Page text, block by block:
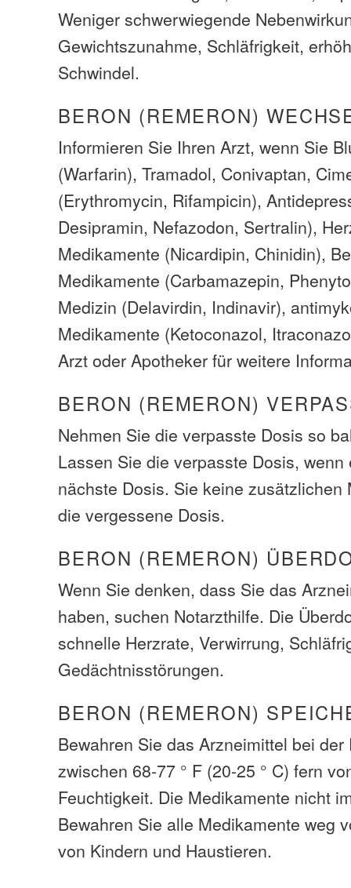
Weniger schwerwiegende
Gewichtszunahme, Schläfrigkeit,
Schwindel.
BERON (REMERON)
Informieren Sie Ihren Arzt, wenn Sie
(Warfarin), Tramadol, Conivaptan,
(Erythromycin, Rifampicin),
Desipramin, Nefazodon, Sertralin),
Medikamente (Nicardipin, Chinidin),
Medikamente (Carbamazepin,
Medizin (Delavirdin, Indinavir),
Medikamente (Ketoconazol,
Arzt oder Apotheker für weitere
BERON (REMERON)
Nehmen Sie die verpasste Dosis so
Lassen Sie die verpasste Dosis,
nächste Dosis. Sie keine zusätzlichen
die vergessene Dosis.
BERON (REMERON)
Wenn Sie denken, dass Sie das
haben, suchen Notarzthilfe. Die
schnelle Herzrate, Verwirrung,
Gedächtnisstörungen.
BERON (REMERON)
Bewahren Sie das Arzneimittel bei
zwischen 68-77 ° F (20-25 ° C) fern
Feuchtigkeit. Die Medikamente nicht
Bewahren Sie alle Medikamente weg
von Kindern und Haustieren.